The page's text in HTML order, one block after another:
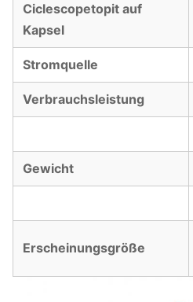
Ciclescopetopit auf
Kapsel
Stromquelle
Verbrauchsleistung
Gewicht
Erscheinungsgröße